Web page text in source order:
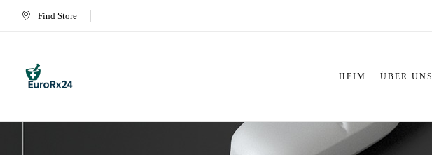
Find Store
HEIM ÜBER UNS